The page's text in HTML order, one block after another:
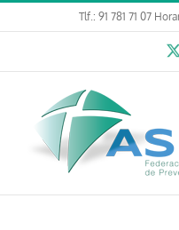
al
Tlf.: 91 781 71 07